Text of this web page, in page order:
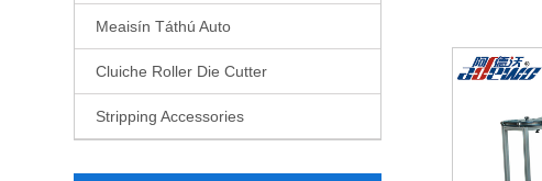
Meaisín Táthú Auto
Cluiche Roller Die Cutter
Stripping Accessories